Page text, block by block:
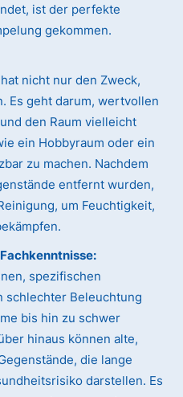
ist der perfekte
gekommen.
nicht nur den Zweck,
Es geht darum, wertvollen
den Raum vielleicht
ein Hobbyraum oder ein
zu machen. Nachdem
entfernt wurden,
um Feuchtigkeit,
spezifischen
schlechter Beleuchtung
bis hin zu schwer
hinaus können alte,
die lange
darstellen. Es